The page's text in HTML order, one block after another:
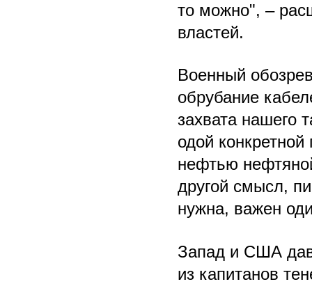
то можно", –
властей.
Военный
обрубание
захвата нашего
одой конкретной
нефтью
другой смысл,
нужна, важен
Запад и США
из капитанов